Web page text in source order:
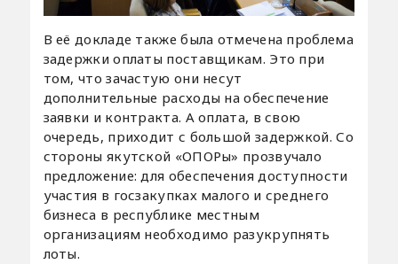
В её докладе также была отмечена проблема
задержки оплаты поставщикам. Это при
том, что зачастую они несут
дополнительные расходы на обеспечение
заявки и контракта. А оплата, в свою
очередь, приходит с большой задержкой. Со
стороны якутской «ОПОРы» прозвучало
предложение: для обеспечения доступности
участия в госзакупках малого и среднего
бизнеса в республике местным
организациям необходимо разукрупнять
лоты.